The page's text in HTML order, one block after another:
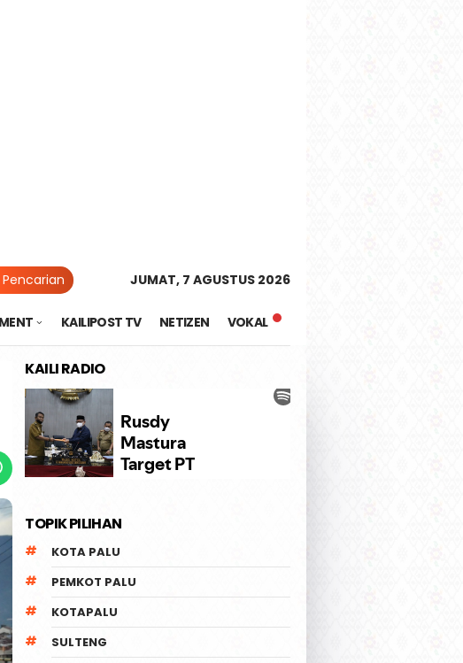
Pencarian JUMAT, 7 AGUSTUS 2026
KAILIPOST TV NETIZEN VOKAL
KAILI RADIO
TOPIK PILIHAN
KOTA PALU
PEMKOT PALU
KOTAPALU
SULTENG